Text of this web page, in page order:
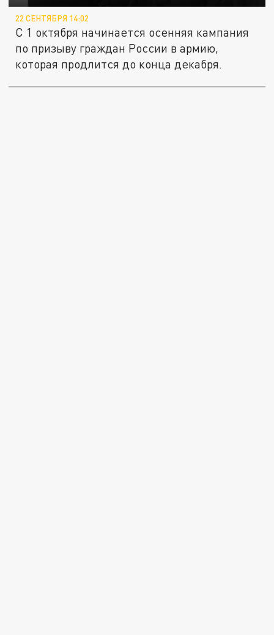
22 СЕНТЯБРЯ 14:02
С 1 октября начинается осенняя кампания
по призыву граждан России в армию,
которая продлится до конца декабря.